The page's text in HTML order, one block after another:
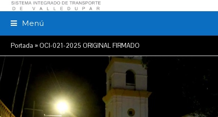
Menú
Portada »OCI-021-2025 ORIGINAL FIRMADO